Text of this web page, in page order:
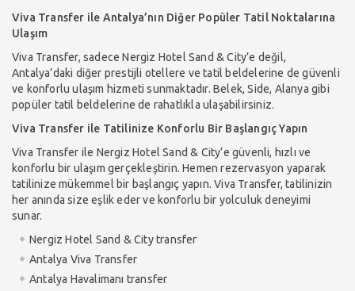
Viva Transfer ile Antalya’nın Diğer Popüler Tatil Noktalarına
Ulaşım
Viva Transfer, sadece Nergiz Hotel Sand & City’e değil,
Antalya’daki diğer prestijli otellere ve tatil beldelerine de güvenli
ve konforlu ulaşım hizmeti sunmaktadır. Belek, Side, Alanya gibi
popüler tatil beldelerine de rahatlıkla ulaşabilirsiniz.
Viva Transfer ile Tatilinize Konforlu Bir Başlangıç Yapın
Viva Transfer ile Nergiz Hotel Sand & City’e güvenli, hızlı ve
konforlu bir ulaşım gerçekleştirin. Hemen rezervasyon yaparak
tatilinize mükemmel bir başlangıç yapın. Viva Transfer, tatilinizin
her anında size eşlik eder ve konforlu bir yolculuk deneyimi
sunar.
Nergiz Hotel Sand & City transfer
Antalya Viva Transfer
Antalya Havalimanı transfer